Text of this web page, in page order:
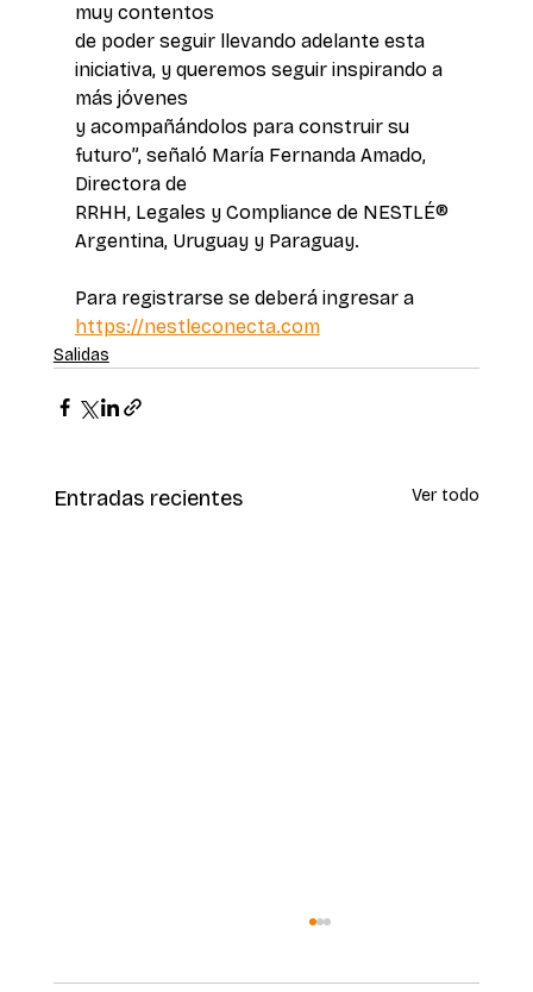
muy contentos
de poder seguir llevando adelante esta
iniciativa, y queremos seguir inspirando a
más jóvenes
y acompañándolos para construir su
futuro”, señaló María Fernanda Amado,
Directora de
RRHH, Legales y Compliance de NESTLÉ®
Argentina, Uruguay y Paraguay.
Para registrarse se deberá ingresar a
https://nestleconecta.com
Salidas
Entradas recientes Ver todo